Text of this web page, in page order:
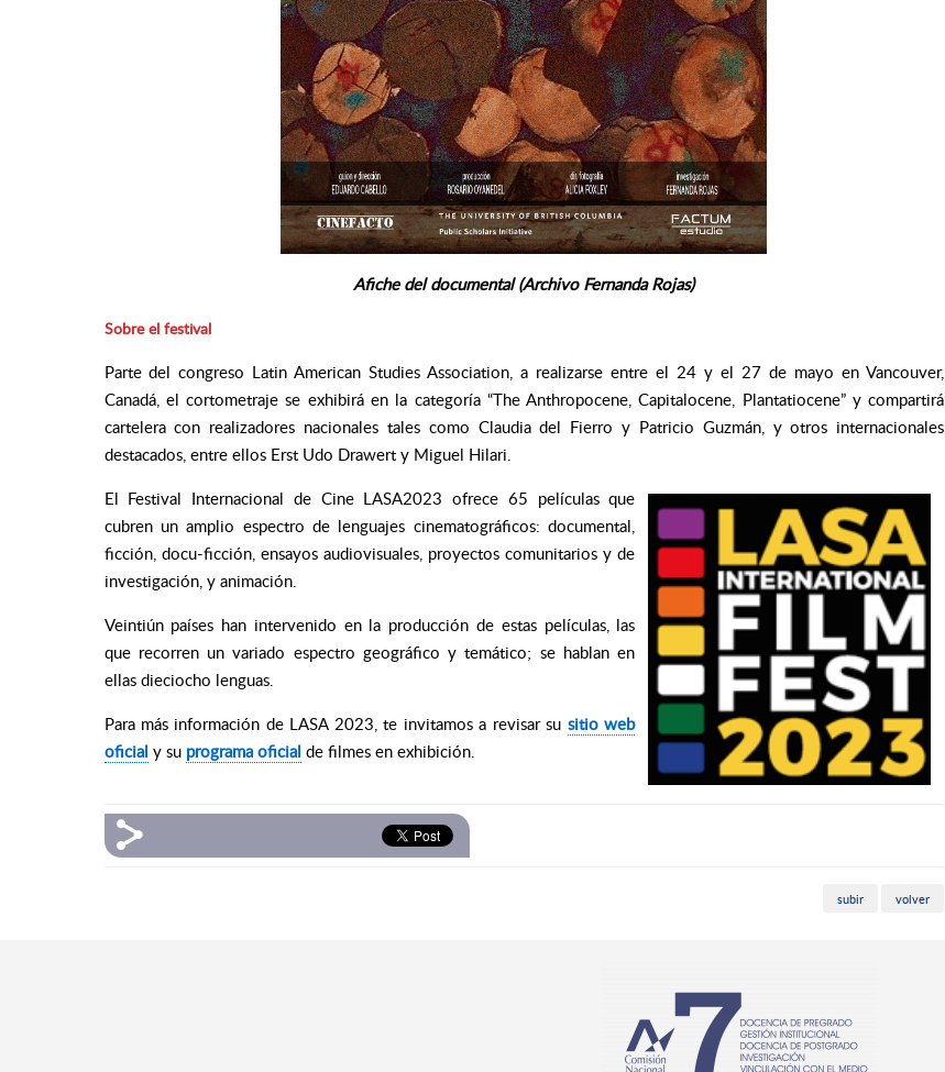
Afiche del documental (Archivo Fernanda Rojas)
Sobre el festival
Parte del congreso Latin American Studies Association, a realizarse entre el 24 y el 27 de mayo en Vancouver,
Canadá, el cortometraje se exhibirá en la categoría “The Anthropocene, Capitalocene, Plantatiocene” y compartirá
cartelera con realizadores nacionales tales como Claudia del Fierro y Patricio Guzmán, y otros internacionales
destacados, entre ellos Erst Udo Drawert y Miguel Hilari.
El Festival Internacional de Cine LASA2023 ofrece 65 películas que
cubren un amplio espectro de lenguajes cinematográficos: documental,
ficción, docu-ficción, ensayos audiovisuales, proyectos comunitarios y de
investigación, y animación.
Veintiún países han intervenido en la producción de estas películas, las
que recorren un variado espectro geográfico y temático; se hablan en
ellas dieciocho lenguas.
Para más información de LASA 2023, te invitamos a revisar su sitio web
oficial y su programa oficial de filmes en exhibición.
subir volver